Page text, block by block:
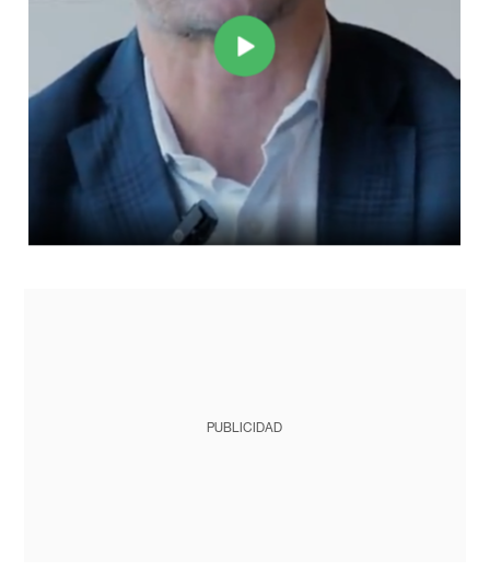
PUBLICIDAD